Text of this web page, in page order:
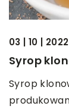
03 | 10 | 2022
Syrop
Syrop